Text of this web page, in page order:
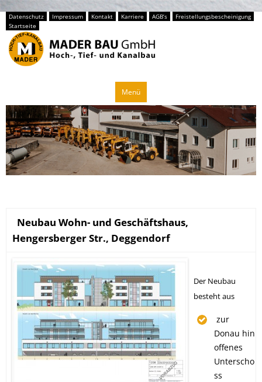
Datenschutz Impressum Kontakt Karriere AGB’s
Freistellungsbescheinigung
Startseite
Menü
Neubau Wohn- und Geschäftshaus,
Hengersberger Str., Deggendorf
Der Neubau
besteht aus
zur
Donau hin
offenes
Unterscho
ss